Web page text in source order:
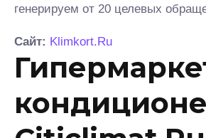
генерируем от 20 целевых
Сайт: Klimkort.Ru